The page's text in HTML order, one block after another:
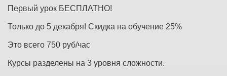
Первый урок БЕСПЛАТНО!
Только до 5 декабря! Скидка на обучение 25%
Это всего 750 руб/час
Курсы разделены на 3 уровня сложности.